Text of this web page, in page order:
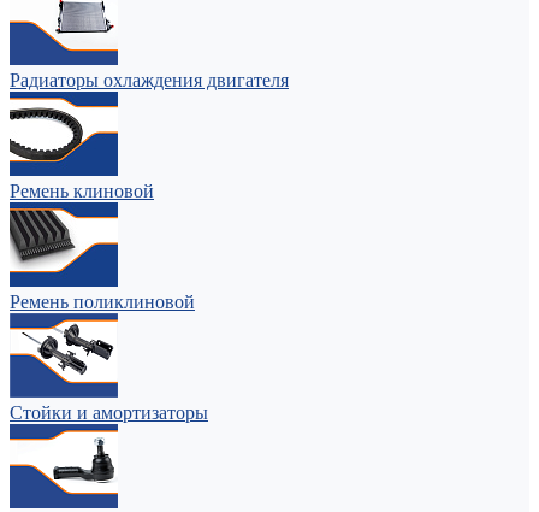
Радиаторы охлаждения двигателя
Ремень клиновой
Ремень поликлиновой
Стойки и амортизаторы